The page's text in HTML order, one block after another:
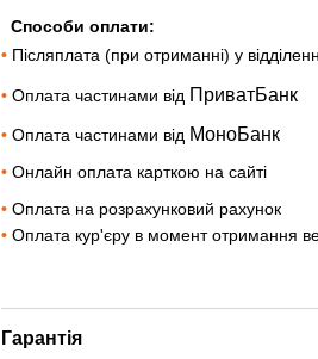
Способи оплати:
• Післяплата (при отриманні) у
• Оплата частинами від ПриватБанк
• Оплата частинами від МоноБанк
• Онлайн оплата карткою на сайті
• Оплата на розрахунковий рахунок
• Оплата кур'єру в момент отримання
Гарантія